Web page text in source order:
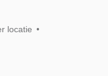
locatie